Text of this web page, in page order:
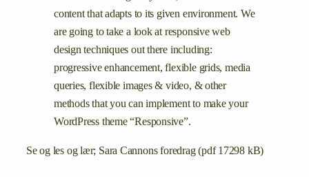
content that adapts to its given environment. We
are going to take a look at responsive web
design techniques out there including:
progressive enhancement, flexible grids, media
queries, flexible images & video, & other
methods that you can implement to make your
WordPress theme “Responsive”.
Se og les og lær; Sara Cannons foredrag (pdf 17298 kB)